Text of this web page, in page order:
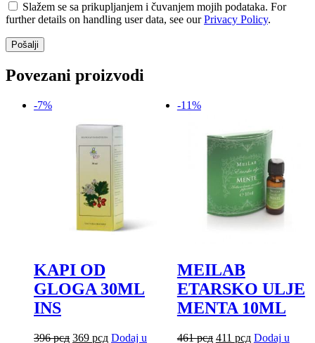
Slažem se sa prikupljanjem i čuvanjem mojih podataka. For
further details on handling user data, see ourPrivacy Policy.
Povezani proizvodi
-7%
KAPI OD
GLOGA 30ML
INS
396рсд Originalna
369 рсдTrenutna
Dodaj u
-11%
MEILAB
ETARSKO ULJE
MENTA 10ML
461рсд Originalna
411 рсдTrenutna
Dodaj u